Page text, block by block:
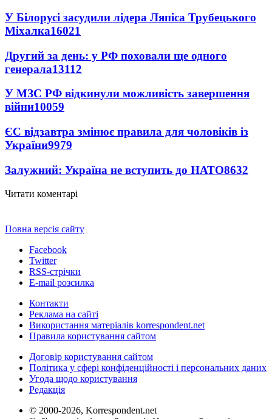
У Білорусі засудили лідера Ляпіса Трубецького
Міхалка16021
Другий за день: у РФ поховали ще одного
генерала13112
У МЗС РФ відкинули можливість завершення
війни10059
ЄС відзавтра змінює правила для чоловіків із
України9979
Залужний: Україна не вступить до НАТО8632
Читати коментарі
Повна версія сайту
Facebook
Twitter
RSS-стрічки
E-mail розсилка
Контакти
Реклама на сайті
Використання матеріалів korrespondent.net
Правила користування сайтом
Договір користування сайтом
Політика у сфері конфіденційності і персональних даних
Угода щодо користування
Редакція
© 2000-2026, Korrespondent.net